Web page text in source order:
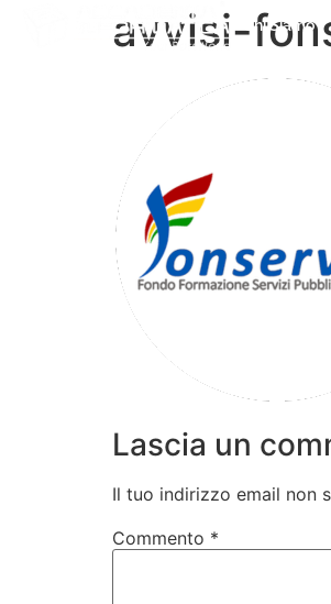
Chi Siamo
avvisi-
Lascia un
Il tuo indirizzo email non
Commento *